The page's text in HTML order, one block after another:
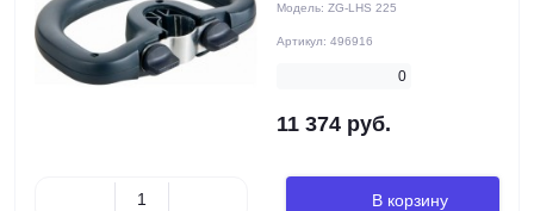
Модель: ZG-LHS 225
Артикул: 496916
0
11 374 руб.
В корзину